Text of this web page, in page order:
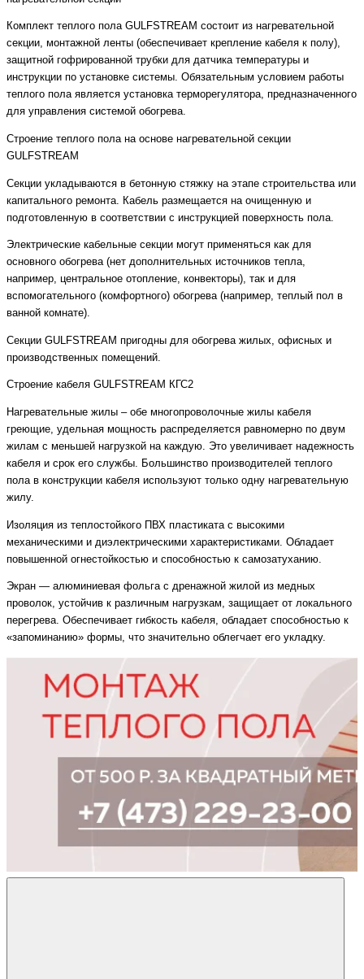
Комплект теплого пола GULFSTREAM состоит из нагревательной
секции, монтажной ленты (обеспечивает крепление кабеля к полу),
защитной гофрированной трубки для датчика температуры и
инструкции по установке системы. Обязательным условием работы
теплого пола является установка терморегулятора, предназначенного
для управления системой обогрева.
Строение теплого пола на основе нагревательной секции
GULFSTREAM
Секции укладываются в бетонную стяжку на этапе строительства или
капитального ремонта. Кабель размещается на очищенную и
подготовленную в соответствии с инструкцией поверхность пола.
Электрические кабельные секции могут применяться как для
основного обогрева (нет дополнительных источников тепла,
например, центральное отопление, конвекторы), так и для
вспомогательного (комфортного) обогрева (например, теплый пол в
ванной комнате).
Секции GULFSTREAM пригодны для обогрева жилых, офисных и
производственных помещений.
Строение кабеля GULFSTREAM КГС2
Нагревательные жилы – обе многопроволочные жилы кабеля
греющие, удельная мощность распределяется равномерно по двум
жилам с меньшей нагрузкой на каждую. Это увеличивает надежность
кабеля и срок его службы. Большинство производителей теплого
пола в конструкции кабеля используют только одну нагревательную
жилу.
Изоляция из теплостойкого ПВХ пластиката с высокими
механическими и диэлектрическими характеристиками. Обладает
повышенной огнестойкостью и способностью к самозатуханию.
Экран — алюминиевая фольга с дренажной жилой из медных
проволок, устойчив к различным нагрузкам, защищает от локального
перегрева. Обеспечивает гибкость кабеля, обладает способностью к
«запоминанию» формы, что значительно облегчает его укладку.